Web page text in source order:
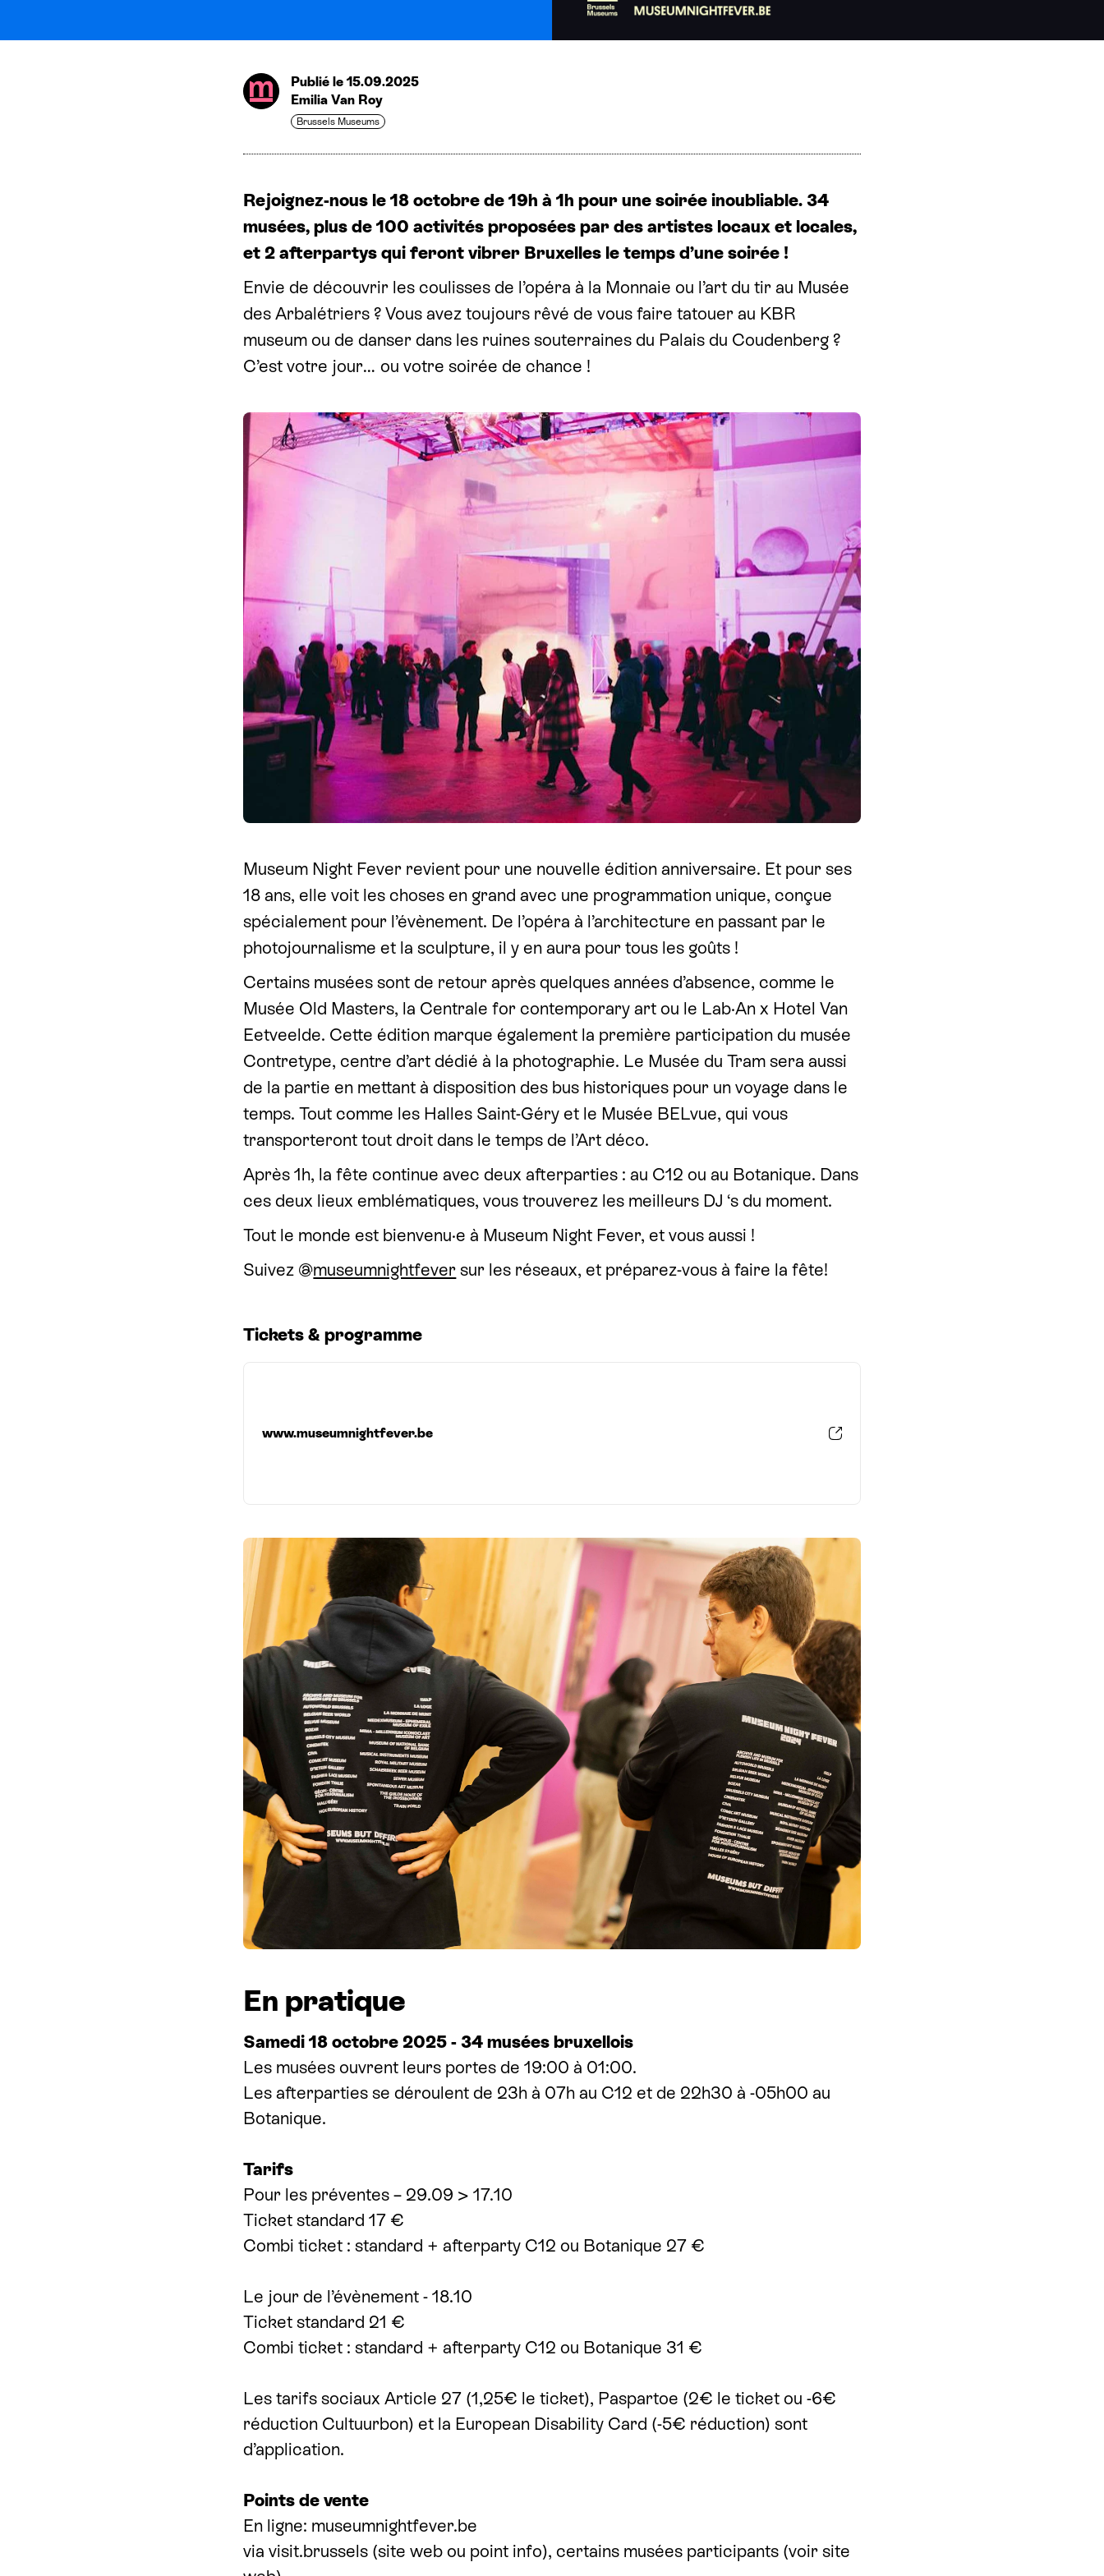
Publié le 15.09.2025
Emilia Van Roy
Brussels Museums
Rejoignez-nous le 18 octobre de 19h à 1h pour une soirée inoubliable. 34
musées, plus de 100 activités proposées par des artistes locaux et locales,
et 2 afterpartys qui feront vibrer Bruxelles le temps d’une soirée !
Envie de découvrir les coulisses de l’opéra à la Monnaie ou l’art du tir au Musée
des Arbalétriers ? Vous avez toujours rêvé de vous faire tatouer au KBR
museum ou de danser dans les ruines souterraines du Palais du Coudenberg ?
C’est votre jour… ou votre soirée de chance !
Museum Night Fever revient pour une nouvelle édition anniversaire. Et pour ses
18 ans, elle voit les choses en grand avec une programmation unique, conçue
spécialement pour l’évènement. De l’opéra à l’architecture en passant par le
photojournalisme et la sculpture, il y en aura pour tous les goûts !
Certains musées sont de retour après quelques années d’absence, comme le
Musée Old Masters, la Centrale for contemporary art ou le Lab·An x Hotel Van
Eetveelde. Cette édition marque également la première participation du musée
Contretype, centre d’art dédié à la photographie. Le Musée du Tram sera aussi
de la partie en mettant à disposition des bus historiques pour un voyage dans le
temps. Tout comme les Halles Saint-Géry et le Musée BELvue, qui vous
transporteront tout droit dans le temps de l’Art déco.
Après 1h, la fête continue avec deux afterparties : au C12 ou au Botanique. Dans
ces deux lieux emblématiques, vous trouverez les meilleurs DJ‘s du moment.
Tout le monde est bienvenu·e à Museum Night Fever, et vous aussi !
Suivez @museumnightfever sur les réseaux, et préparez-vous à faire la fête!
Tickets& programme
www​.muse​um​night​fever​.be
En pratique
Samedi 18 octobre 2025 - 34 musées bruxellois
Les musées ouvrent leurs portes de 19:00 à 01:00.
Les afterparties se déroulent de 23h à 07h au C12 et de 22h30 à -05h00 au
Botanique.
Tarifs
Pour les préventes – 29.09 > 17.10
Ticket standard 17 €
Combi ticket : standard + afterparty C12 ou Botanique 27 €
Le jour de l’évènement - 18.10
Ticket standard 21 €
Combi ticket : standard + afterparty C12 ou Botanique 31 €
Les tarifs sociaux Article 27 (1,25€ le ticket), Paspartoe (2€ le ticket ou -6€
réduction Cultuurbon) et la European Disability Card (-5€ réduction) sont
d’application.
Points de vente
En ligne: muse​um​night​fever​.be
via visit.brussels (site web ou point info), certains musées participants (voir site